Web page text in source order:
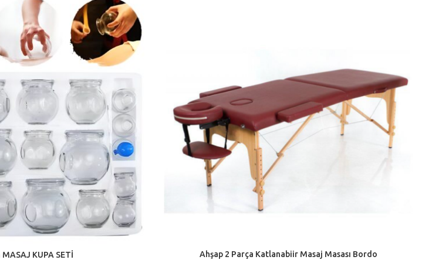
MASAJ KUPA SETİ
Ahşap 2 Parça Katlanabiir Masaj Masası Bordo